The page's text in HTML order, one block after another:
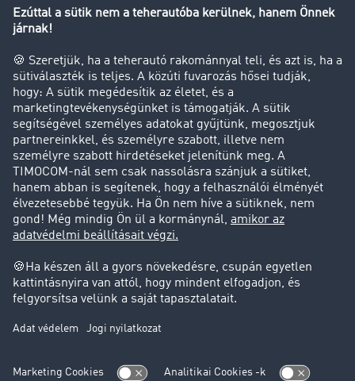
Tehergépkocsi-forgalomkorlátozás
Cég
Sikertörténetek
Ügyfél hoz ügyfelet
Jogi információk
Impresszum
Adatvédelem
süti-beállítások
Támogatás